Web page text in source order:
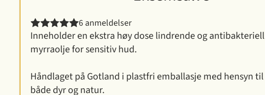
6 anmeldelser
Inneholder en ekstra høy dose lindrende og antibakteriell
myrraolje for sensitiv hud.
Håndlaget på Gotland i plastfri emballasje med hensyn til
både dyr og natur.